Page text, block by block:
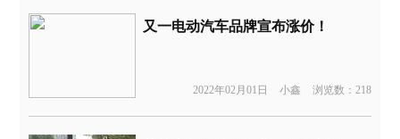
又一电动汽车品牌宣布涨价！
2022年02月01日 小鑫 浏览数：218